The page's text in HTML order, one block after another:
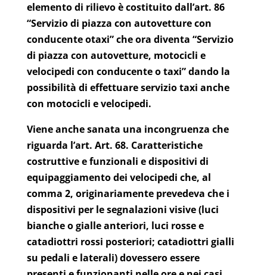
elemento di rilievo è costituito dall’art. 86
“Servizio di piazza con autovetture con
conducente otaxi” che ora diventa “Servizio
di piazza con autovetture, motocicli e
velocipedi con conducente o taxi” dando la
possibilità di effettuare servizio taxi anche
con motocicli e velocipedi.
Viene anche sanata una incongruenza che
riguarda l’art. Art. 68. Caratteristiche
costruttive e funzionali e dispositivi di
equipaggiamento dei velocipedi che, al
comma 2, originariamente prevedeva che i
dispositivi per le segnalazioni visive (luci
bianche o gialle anteriori, luci rosse e
catadiottri rossi posteriori; catadiottri gialli
su pedali e laterali) dovessero essere